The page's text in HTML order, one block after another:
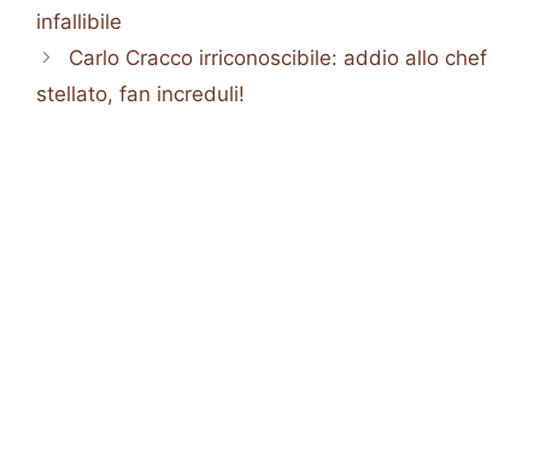
infallibile
Carlo Cracco irriconoscibile: addio allo chef
stellato, fan increduli!